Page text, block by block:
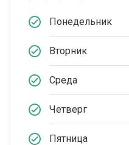
Понедельник
Вторник
Среда
Четверг
Пятница